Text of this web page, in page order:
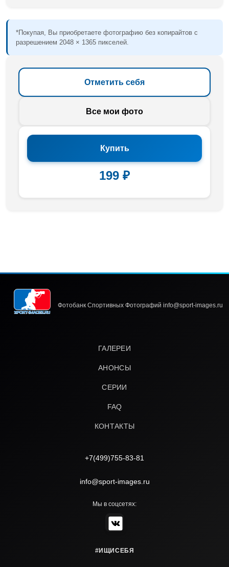
*Покупая, Вы приобретаете фотографию без копирайтов с
разрешением 2048 × 1365 пикселей.
Отметить себя
Все мои фото
Купить
199 ₽
Фотобанк Спортивных Фотографий info@sport-images.ru
ГАЛЕРЕИ
АНОНСЫ
СЕРИИ
FAQ
КОНТАКТЫ
+7(499)755-83-81
info@sport-images.ru
Мы в соцсетях:
#ИЩИСЕБЯ